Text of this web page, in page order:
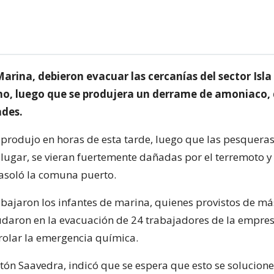
debieron evacuar las cercanías del sector
luego que se produjera un derrame de amoniaco,
en horas de esta tarde, luego que las
se vieran fuertemente dañadas por el terremoto
la comuna puerto.
los infantes de marina, quienes provistos de
en la evacuación de 24 trabajadores de la
la emergencia química.
Saavedra, indicó que se espera que esto se solucione